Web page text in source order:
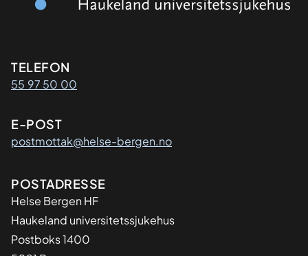
Kontaktinformasjon
TELEFON
55 97 50 00
E-POST
postmottak@helse-bergen.no
Adresse
POSTADRESSE
Helse Bergen HF
Haukeland universitetssjukehus
Postboks 1400